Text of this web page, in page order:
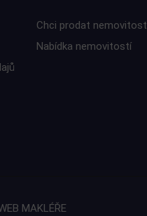
Chci prodat nemovitost
Nabídka nemovitostí
MAKLÉŘE